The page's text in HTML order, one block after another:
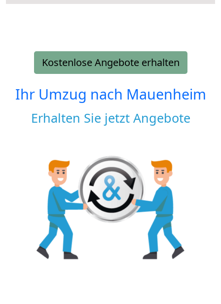
Kostenlose Angebote erhalten
Ihr Umzug nach Mauenheim
Erhalten Sie jetzt Angebote